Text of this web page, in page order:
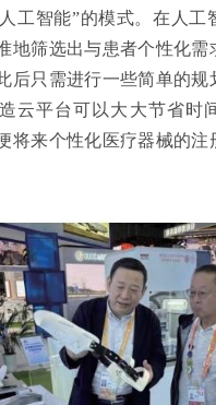
工智能”的模式。在人工
地筛选出与患者个性化需
后只需进行一些简单的规
云平台可以大大节省时
将来个性化医疗器械的注